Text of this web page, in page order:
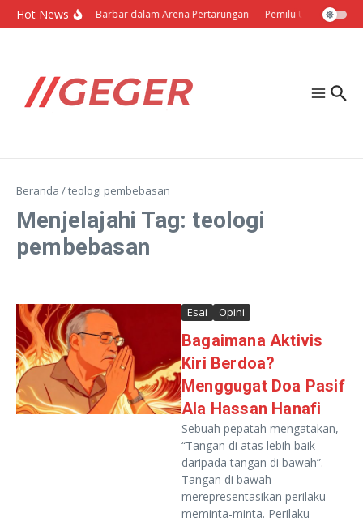
Lewati ke konten
Hot NewsPolitik Barbar dalam Arena Pertarungan Pemilu Ukraina:
Beranda /teologi pembebasan
Menjelajahi Tag: teologi
pembebasan
Esai Opini
Bagaimana Aktivis
Kiri Berdoa?
Menggugat Doa Pasif
Ala Hassan Hanafi
Sebuah pepatah mengatakan,
“Tangan di atas lebih baik
daripada tangan di bawah”.
Tangan di bawah
merepresentasikan perilaku
meminta-minta. Perilaku